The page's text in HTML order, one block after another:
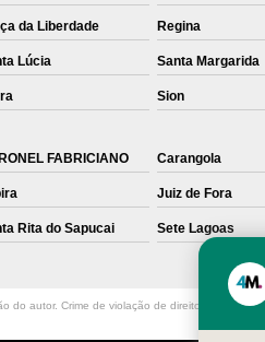
da Liberdade Regina
Lúcia Santa Margarida
Sion
FABRICIANO Carangola
Juiz de Fora
Rita do Sapucai Sete Lagoas
autor. Crime de violação de direito autoral –